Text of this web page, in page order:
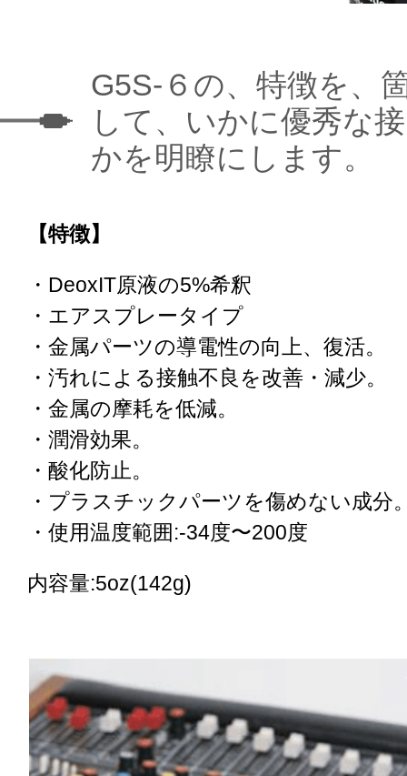
G5S-６の、特徴を、
して、いかに優秀な
かを明瞭にします。
【特徴】
・DeoxIT原液の5%希釈
・エアスプレータイプ
・金属パーツの導電性の向上、復活。
・汚れによる接触不良を改善・減少。
・金属の摩耗を低減。
・潤滑効果。
・酸化防止。
・プラスチックパーツを傷めない成分
・使用温度範囲:-34度〜200度
内容量:5oz(142g)